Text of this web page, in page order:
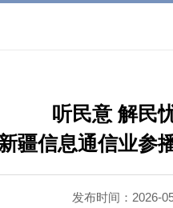
听民意 解民
疆信息通信业参
发布时间：2026-